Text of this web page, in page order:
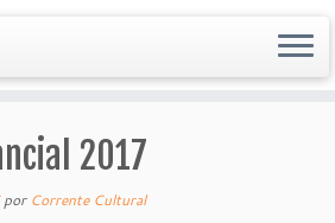
2017
por Corrente Cultural